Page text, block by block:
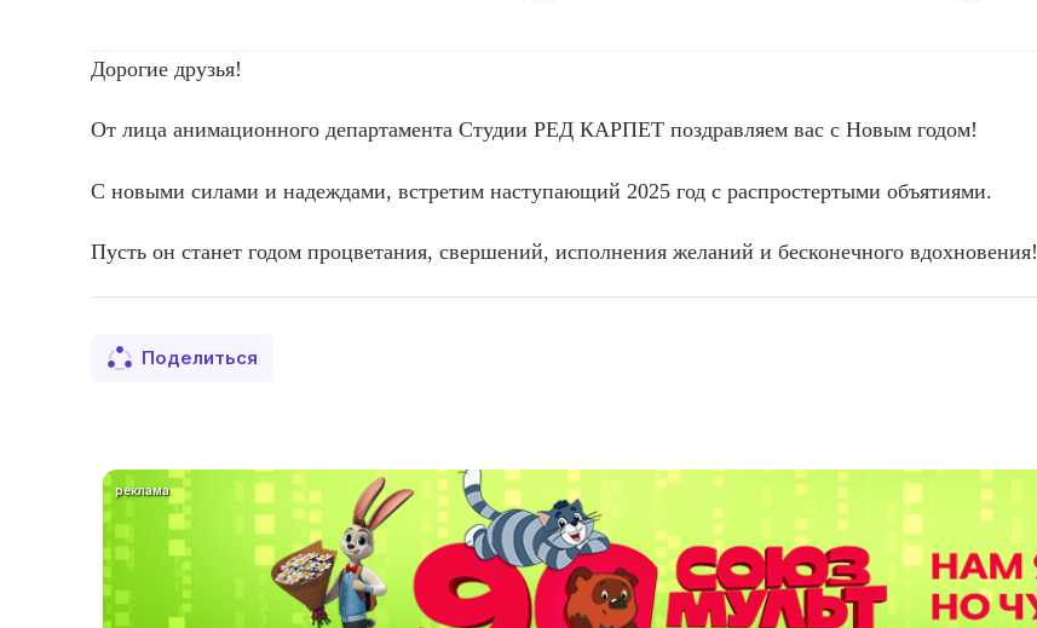
До­рогие друзья!
От ли­ца ани­маци­он­но­го де­пар­та­мен­та Сту­дии РЕД КАР­ПЕТ поз­драв­ля­ем вас с Но­вым го­дом!
С но­выми си­лами и на­деж­да­ми, встре­тим нас­ту­па­ющий 2025 год с рас­прос­терты­ми объ­яти­ями.
Пусть он ста­нет го­дом проц­ве­тания, свер­ше­ний, ис­полне­ния же­ланий и бес­ко­неч­но­го вдох­но­вения!
Поделиться
реклама